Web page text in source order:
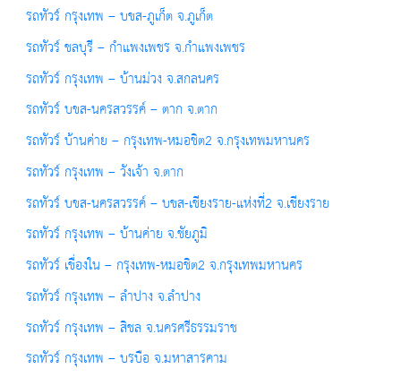
รถทัวร์ กรุงเทพ – บขส-ภูเก็ต จ.ภูเก็ต
รถทัวร์ ชลบุรี – กำแพงเพชร จ.กำแพงเพชร
รถทัวร์ กรุงเทพ – บ้านม่วง จ.สกลนคร
รถทัวร์ บขส-นครสวรรค์ – ตาก จ.ตาก
รถทัวร์ บ้านค่าย – กรุงเทพ-หมอชิต2 จ.กรุงเทพมหานคร
รถทัวร์ กรุงเทพ – วังเจ้า จ.ตาก
รถทัวร์ บขส-นครสวรรค์ – บขส-เชียงราย-แห่งที่2 จ.เชียงราย
รถทัวร์ กรุงเทพ – บ้านค่าย จ.ชัยภูมิ
รถทัวร์ เขื่องใน – กรุงเทพ-หมอชิต2 จ.กรุงเทพมหานคร
รถทัวร์ กรุงเทพ – ลำปาง จ.ลำปาง
รถทัวร์ กรุงเทพ – สิชล จ.นครศรีธรรมราช
รถทัวร์ กรุงเทพ – บรบือ จ.มหาสารคาม